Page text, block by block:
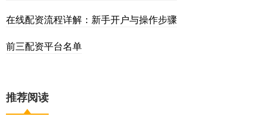
在线配资流程详解：新手开户与操作步骤
前三配资平台名单
推荐阅读